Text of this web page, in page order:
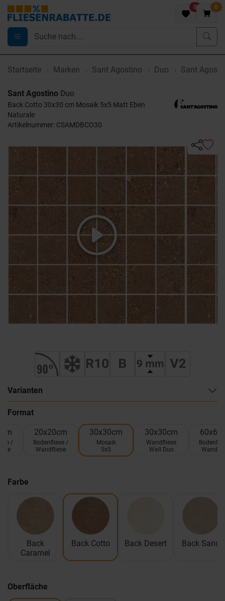
0 0
Startseite Marken Sant Agostino Duo Sant
Sant Agostino Duo
Back Cotto 30x30 cm Mosaik 5x5 Matt Eben
Naturale
Artikelnummer: CSAMDBCO30
Varianten
Format
/
20x20cm
Bodenfliese /
Wandfliese
30x30cm
Mosaik
5x5
30x30cm
Wandfliese
Wall Duo
Farbe
Back
Caramel
Back Cotto Back Desert Back Sand
Oberfläche